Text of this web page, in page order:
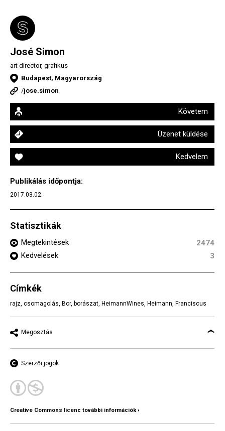
José Simon
art director, grafikus
Budapest, Magyarország
/jose.simon
Követem
Üzenet küldése
Kedvelem
Publikálás időpontja:
2017.03.02.
Statisztikák
Megtekintések
2474
Kedvelések
3
Címkék
rajz, csomagolás, Bor, borászat, HeimannWines, Heimann, Franciscus
Megosztás
Szerzői jogok
Creative Commons licenc további információk ›